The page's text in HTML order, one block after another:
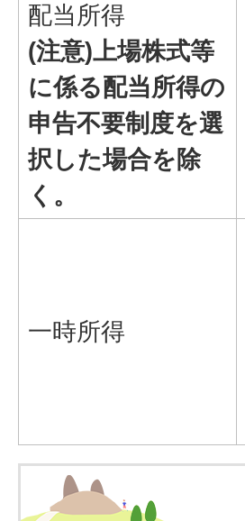
配当所得
(注意)上場株式等
に係る配当所得の
申告不要制度を選
択した場合を除
く。
一時所得